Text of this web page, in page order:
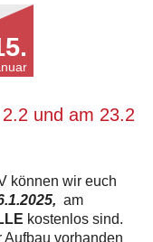
und am 23.2
können wir euch
am
kostenlos sind.
vorhanden